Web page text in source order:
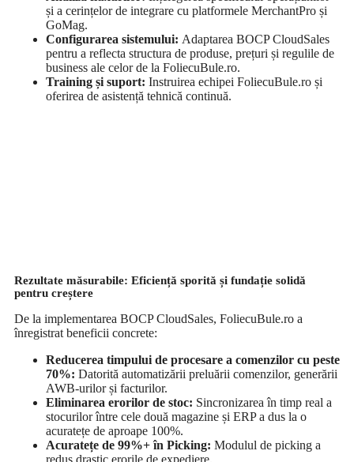
și a cerințelor de integrare cu platformele MerchantPro și
GoMag.
Configurarea sistemului: Adaptarea BOCP CloudSales
pentru a reflecta structura de produse, prețuri și regulile de
business ale celor de la FoliecuBule.ro.
Training și suport: Instruirea echipei FoliecuBule.ro și
oferirea de asistență tehnică continuă.
Rezultate măsurabile: Eficiență sporită și fundație solidă
pentru creștere
De la implementarea BOCP CloudSales, FoliecuBule.ro a
înregistrat beneficii concrete:
Reducerea timpului de procesare a comenzilor cu peste
70%: Datorită automatizării preluării comenzilor, generării
AWB-urilor și facturilor.
Eliminarea erorilor de stoc: Sincronizarea în timp real a
stocurilor între cele două magazine și ERP a dus la o
acuratețe de aproape 100%.
Acuratețe de 99%+ în Picking: Modulul de picking a
redus drastic erorile de expediere.